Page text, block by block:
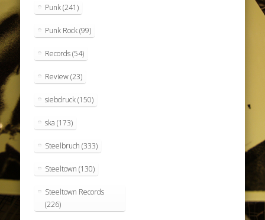
Punk(241)
Punk Rock(99)
Records(54)
Review(23)
siebdruck(150)
ska (173)
Steelbruch (333)
Steeltown (130)
Steeltown Records
(226)